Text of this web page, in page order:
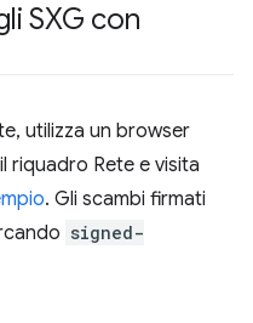
SXG con
utilizza un browser
riquadro Rete e visita
. Gli scambi firmati
signed-